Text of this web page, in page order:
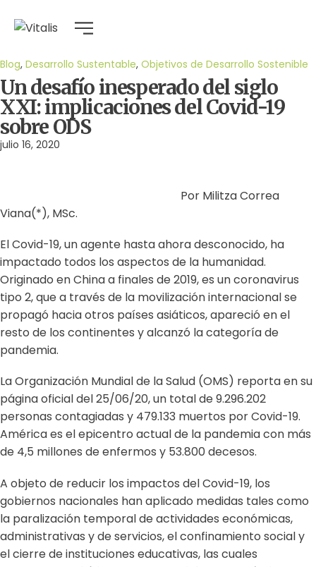
Blog, Desarrollo Sustentable, Objetivos de Desarrollo Sostenible
Un desafío inesperado del siglo
XXI: implicaciones del Covid-19
sobre ODS
julio 16, 2020
Por Militza Correa
Viana(*), MSc.
El Covid-19, un agente hasta ahora desconocido, ha
impactado todos los aspectos de la humanidad.
Originado en China a finales de 2019, es un coronavirus
tipo 2, que a través de la movilización internacional se
propagó hacia otros países asiáticos, apareció en el
resto de los continentes y alcanzó la categoría de
pandemia.
La Organización Mundial de la Salud (OMS) reporta en su
página oficial del 25/06/20, un total de 9.296.202
personas contagiadas y 479.133 muertos por Covid-19.
América es el epicentro actual de la pandemia con más
de 4,5 millones de enfermos y 53.800 decesos.
A objeto de reducir los impactos del Covid-19, los
gobiernos nacionales han aplicado medidas tales como
la paralización temporal de actividades económicas,
administrativas y de servicios, el confinamiento social y
el cierre de instituciones educativas, las cuales